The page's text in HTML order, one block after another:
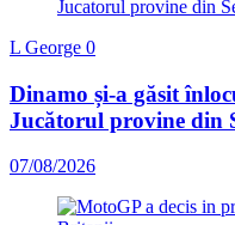
L George 0
Dinamo și-a găsit
Jucătorul provine din
07/08/2026